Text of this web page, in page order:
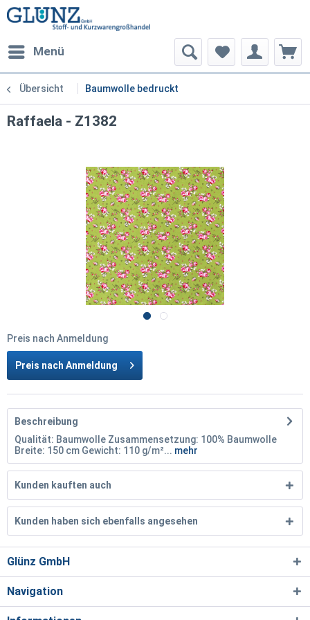
Menü
Übersicht Baumwolle bedruckt
Raffaela - Z1382
Preis nach Anmeldung
Preis nach Anmeldung
Beschreibung
Qualität: Baumwolle Zusammensetzung: 100% Baumwolle
Breite: 150 cm Gewicht: 110 g/m²... mehr
Kunden kauften auch
Kunden haben sich ebenfalls angesehen
Glünz GmbH
Navigation